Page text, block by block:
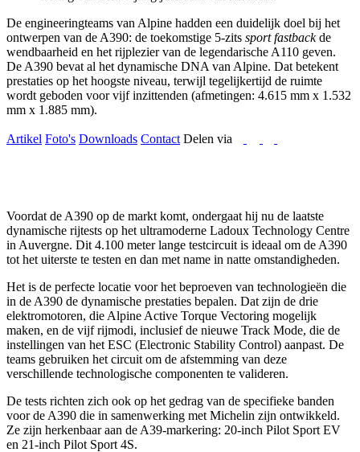
De engineeringteams van Alpine hadden een duidelijk doel bij het
ontwerpen van de A390: de toekomstige 5-zits sport fastbackde
wendbaarheid en het rijplezier van de legendarische A110 geven.
De A390 bevat al het dynamische DNA van Alpine. Dat betekent
prestaties op het hoogste niveau, terwijl tegelijkertijd de ruimte
wordt geboden voor vijf inzittenden (afmetingen: 4.615 mm x 1.532
mm x 1.885 mm).
Artikel Foto's Downloads Contact Delen via
Voordat de A390 op de markt komt, ondergaat hij nu de laatste
dynamische rijtests op het ultramoderne Ladoux Technology Centre
in Auvergne. Dit 4.100 meter lange testcircuit is ideaal om de A390
tot het uiterste te testen en dan met name in natte omstandigheden.
Het is de perfecte locatie voor het beproeven van technologieën die
in de A390 de dynamische prestaties bepalen. Dat zijn de drie
elektromotoren, die Alpine Active Torque Vectoring mogelijk
maken, en de vijf rijmodi, inclusief de nieuwe Track Mode, die de
instellingen van het ESC (Electronic Stability Control) aanpast. De
teams gebruiken het circuit om de afstemming van deze
verschillende technologische componenten te valideren.
De tests richten zich ook op het gedrag van de specifieke banden
voor de A390 die in samenwerking met Michelin zijn ontwikkeld.
Ze zijn herkenbaar aan de A39-markering: 20-inch Pilot Sport EV
en 21-inch Pilot Sport 4S.